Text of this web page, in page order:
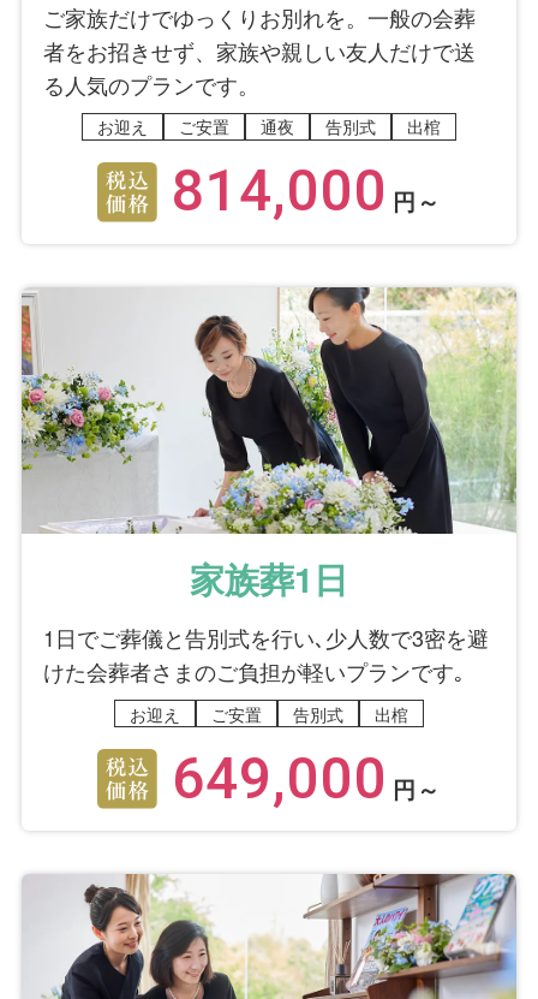
ご家族だけでゆっくりお別れを。一般の会葬
者をお招きせず、家族や親しい友人だけで送
る人気のプランです。
お迎え ご安置 通夜 告別式 出棺
814,000 円～
家族葬1日
1日でご葬儀と告別式を行い､少人数で3密を避
けた会葬者さまのご負担が軽いプランです｡
お迎え ご安置 告別式 出棺
649,000 円～